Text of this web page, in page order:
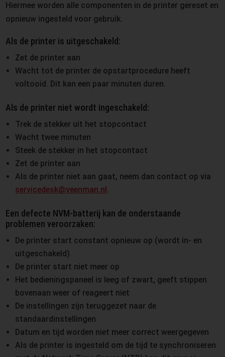
Hiermee worden alle componenten in de printer gereset en
opnieuw ingesteld voor gebruik.
Als de printer is uitgeschakeld:
Zet de printer aan
Wacht tot de printer de opstartprocedure heeft
voltooid. Dit kan een paar minuten duren.
Als de printer niet wordt ingeschakeld:
Trek de stekker uit het stopcontact
Wacht twee minuten
Steek de stekker in het stopcontact
Zet de printer aan
Als de printer niet aan gaat, neem dan contact op via
servicedesk@veenman.nl.
Een defecte NVM-batterij kan de onderstaande
problemen veroorzaken:
De printer start constant opnieuw op (wordt in- en
uitgeschakeld)
De printer start niet meer op
Het bedieningspaneel is leeg of zwart, geeft stippen
bovenaan weer of reageert niet
De instellingen zijn teruggezet naar de
standaardinstellingen
Datum en tijd worden niet meer correct weergegeven
Als de printer is ingesteld om de tijd te synchroniseren